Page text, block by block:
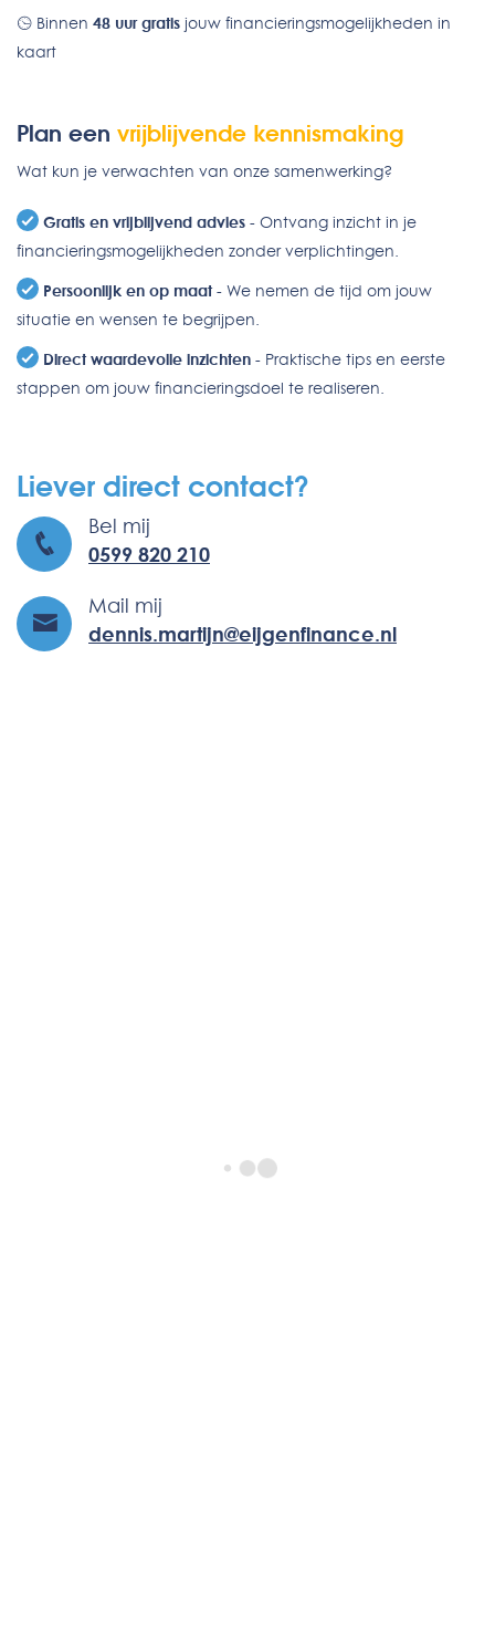
Binnen 48 uur gratis jouw financieringsmogelijkheden in
kaart
Plan een vrijblijvende kennismaking
Wat kun je verwachten van onze samenwerking?
Gratis en vrijblijvend advies - Ontvang inzicht in je
financieringsmogelijkheden zonder verplichtingen.
Persoonlijk en op maat- We nemen de tijd om jouw
situatie en wensen te begrijpen.
Direct waardevolle inzichten - Praktische tips en eerste
stappen om jouw financieringsdoel te realiseren.
Liever direct contact?
Bel mij
0599 820 210
Mail mij
dennis.martijn@eijgenfinance.nl